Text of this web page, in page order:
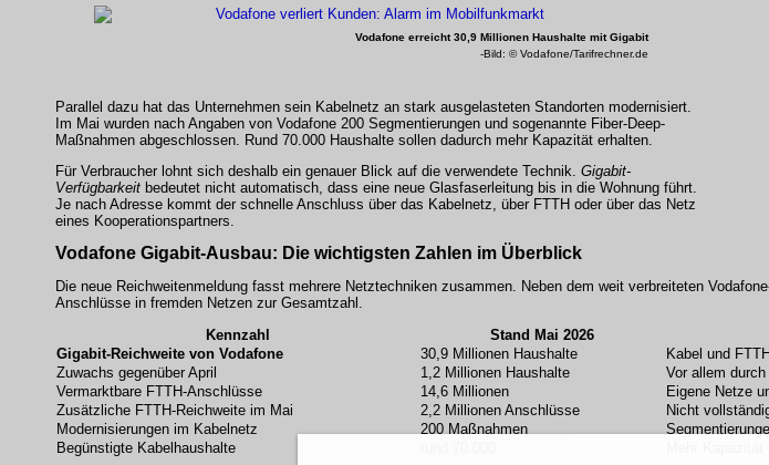
Vodafone erreicht 30,9 Millionen Haushalte mit Gigabit
-Bild: © Vodafone/Tarifrechner.de
Parallel dazu hat das Unternehmen sein Kabelnetz an stark ausgelasteten Standorten modernisiert.
Im Mai wurden nach Angaben von Vodafone 200 Segmentierungen und sogenannte Fiber-Deep-
Maßnahmen abgeschlossen. Rund 70.000 Haushalte sollen dadurch mehr Kapazität erhalten.
Für Verbraucher lohnt sich deshalb ein genauer Blick auf die verwendete Technik. Gigabit-
Verfügbarkeit bedeutet nicht automatisch, dass eine neue Glasfaserleitung bis in die Wohnung führt.
Je nach Adresse kommt der schnelle Anschluss über das Kabelnetz, über FTTH oder über das Netz
eines Kooperationspartners.
Vodafone Gigabit-Ausbau: Die wichtigsten Zahlen im Überblick
Die neue Reichweitenmeldung fasst mehrere Netztechniken zusammen. Neben dem weit verbreiteten
Anschlüsse in fremden Netzen zur Gesamtzahl.
Kennzahl
Stand Mai 2026
Gigabit-Reichweite von Vodafone
30,9 Millionen Haushalte
Kabel und
Zuwachs gegenüber April
1,2 Millionen Haushalte
Vor allem
Vermarktbare FTTH-Anschlüsse
14,6 Millionen
Eigene Netze
Zusätzliche FTTH-Reichweite im Mai
2,2 Millionen Anschlüsse
Nicht
Modernisierungen im Kabelnetz
200 Maßnahmen
Begünstigte Kabelhaushalte